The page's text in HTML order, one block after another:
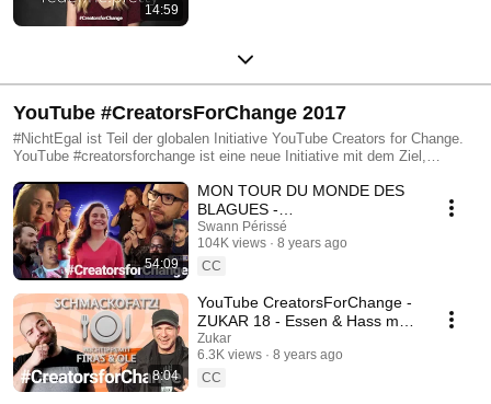
14:59
YouTube #CreatorsForChange 2017
#NichtEgal ist Teil der globalen Initiative YouTube Creators for Change.
YouTube #creatorsforchange ist eine neue Initiative mit dem Ziel,
sozialen Themen auseinandersetzen. Solche YouTuber und ihre
weltweiten Fangemeinden sorgen durch den Kampf gegen Hassrede,
Fremdenfeindlichkeit und Extremismus sowie ihren Einsatz für mehr
Toleranz und Mitgefühl für positiven sozialen Wandel. Weitere
Informationen erhältst du auf der Creators for Change-Website unter
https://www.youtube.com/yt/creators-for-change
54:09
MON TOUR DU MONDE DES
BLAGUES -
#CreatorsforChange
Swann Périssé
104K views
8 years ago
CC
8:04
YouTube CreatorsForChange -
ZUKAR 18 - Essen & Hass mit
Ole Plogstedt von der Rote
Gourmet Fraktion
Zukar
6.3K views
8 years ago
CC